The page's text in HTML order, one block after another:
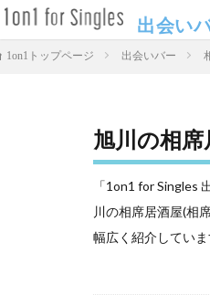
出会い
1on1トップページ 出会いバー
旭川の相
「1on1 for Singles
川の相席居酒屋(相
幅広く紹介していま